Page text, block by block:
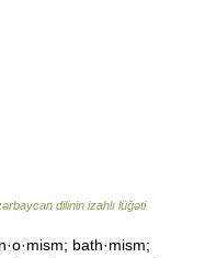
dilinin izahlı lüğəti
bath·mism;